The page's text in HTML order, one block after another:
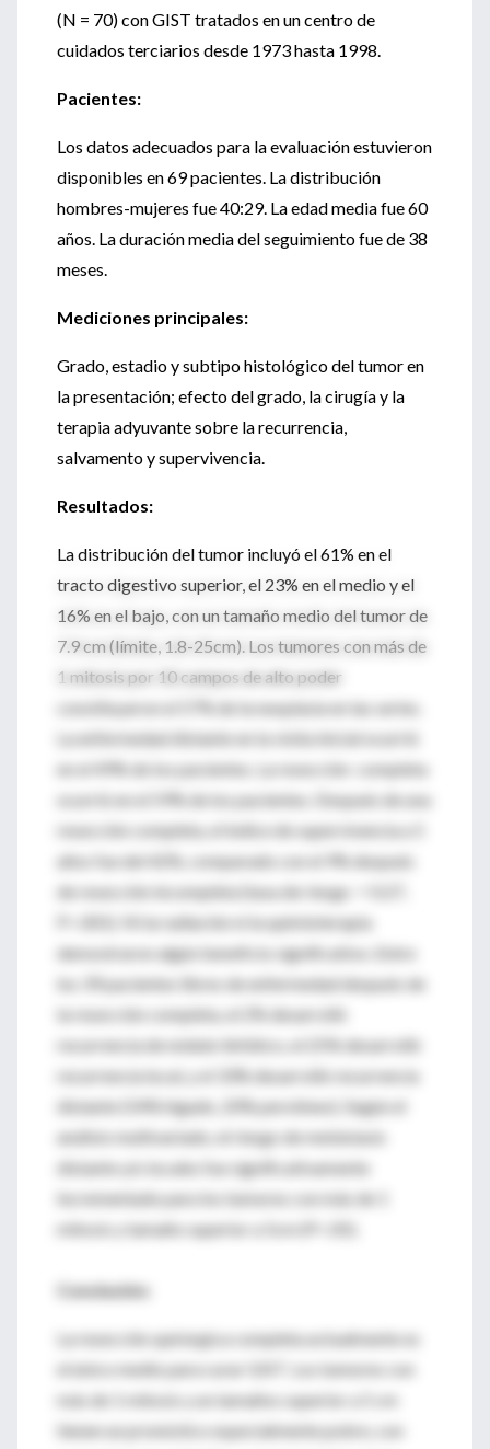
(N = 70) con GIST tratados en un centro de
cuidados terciarios desde 1973 hasta 1998.
Pacientes:
Los datos adecuados para la evaluación estuvieron
disponibles en 69 pacientes. La distribución
hombres-mujeres fue 40:29. La edad media fue 60
años. La duración media del seguimiento fue de 38
meses.
Mediciones principales:
Grado, estadio y subtipo histológico del tumor en
la presentación; efecto del grado, la cirugía y la
terapia adyuvante sobre la recurrencia,
salvamento y supervivencia.
Resultados:
La distribución del tumor incluyó el 61% en el
tracto digestivo superior, el 23% en el medio y el
16% en el bajo, con un tamaño medio del tumor de
7.9 cm (límite, 1.8-25cm). Los tumores con más de
1 mitosis por 10 campos de alto poder
constituyeron el 57% de la neoplasia en las series.
La enfermedad distante en la visita inicial ocurrió
en el 49% de los pacientes. La resección completa
ocurrió en el 59% de los pacientes. Después de una
resección completa, el índice de supervivencia a 5
años fue del 42%, comparado con el 9% después
de resección incompleta (tasa de riesgo = 0.27,
P<.001). Ni la radiación ni la quimioterapia
demostraron algún beneficio significativo. Entre
los 39 pacientes libres de enfermedad después de
la resección completa, el 2% desarrolló
recurrencia de nódulo linfático, el 25% desarrolló
recurrencia local, y el 33% desarrolló recurrencia
distante (54% hígado, 20% perotineo). Según el
análisis multivariado, el riesgo de metástasis
distante y/o locales fue significativamente
incrementado para los tumores con más de 1
mitosis y tamaño superior a 5cm (P<.05).
Conclusión:
La resección quirúrgica completa actualmente es
el único medio para curar GIST. Los tumores con
más de 1 mitosis y un tamaños superior a 5 cm
tienen un pronóstico especialmente pobre, con